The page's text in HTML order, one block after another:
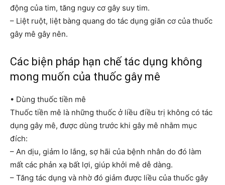
động của tim, tăng nguy cơ gây suy tim.
– Liệt ruột, liệt bàng quang do tác dụng giãn cơ của thuốc
gây mê gây nên.
Các biện pháp hạn chế tác dụng không
mong muốn của thuốc gây mê
• Dùng thuốc tiền mê
Thuốc tiền mê là những thuốc ở liều điều trị không có tác
dụng gây mê, được dùng trước khi gây mê nhằm mục
đích:
– An dịu, giảm lo lắng, sợ hãi của bệnh nhân do đó làm
mất các phản xạ bất lợi, giúp khởi mê dễ dàng.
– Tăng tác dụng và nhờ đó giảm được liều của thuốc gây